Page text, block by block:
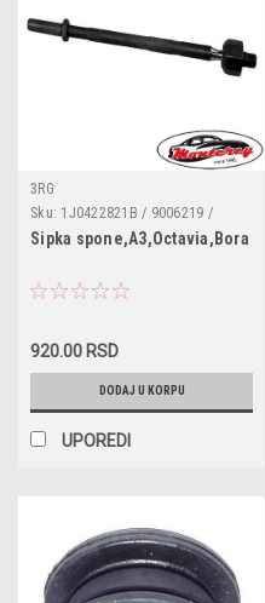
3RG
Sku: 1J0422821B / 9006219 /
0737034 / 1J0422803B /
1J0422803H / 1J0422804B /
Sipka spone,A3,Octavia,Bora
920.00 RSD
DODAJ U KORPU
UPOREDI